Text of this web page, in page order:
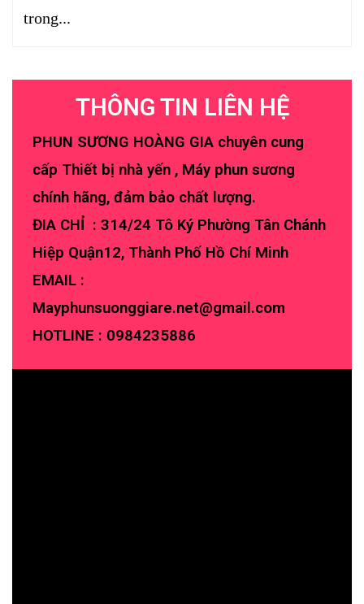
trong...
THÔNG TIN LIÊN HỆ
PHUN SƯƠNG HOÀNG GIA chuyên cung
cấp Thiết bị nhà yến , Máy phun sương
chính hãng, đảm bảo chất lượng.
ĐIA CHỈ : 314/24 Tô Ký Phường Tân Chánh
Hiệp Quận12, Thành Phố Hồ Chí Minh
EMAIL :
Mayphunsuonggiare.net@gmail.com
HOTLINE : 0984235886